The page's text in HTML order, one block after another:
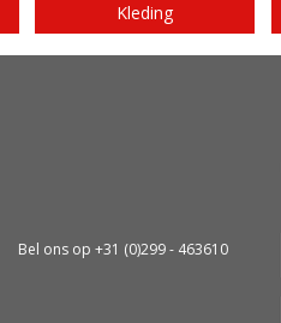
Kleding
Bel ons op +31 (0)299 - 463610